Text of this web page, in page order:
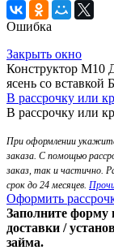
Ошибка
Закрыть окно
Конструктор М10
ясень со вставкой
В рассрочку или
В рассрочку или
При оформлении укажите
заказа. С помощью
заказ, так и частично.
срок до 24 месяцев.
Оформить
Заполните форму
доставки /
займа.